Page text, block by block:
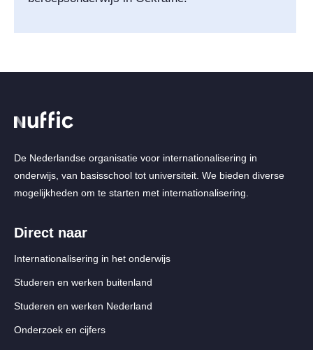
De Nederlandse organisatie voor internationalisering in
onderwijs, van basisschool tot universiteit. We bieden diverse
mogelijkheden om te starten met internationalisering.
Direct naar
Internationalisering in het onderwijs
Studeren en werken buitenland
Studeren en werken Nederland
Onderzoek en cijfers